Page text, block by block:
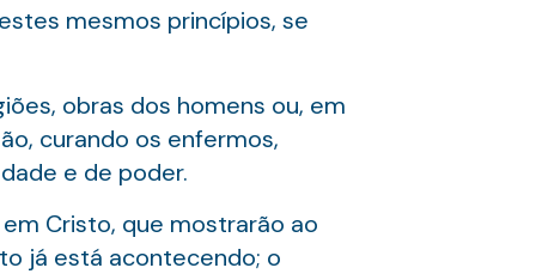
mesmos princípios, se
obras dos homens ou, em
curando os enfermos,
e de poder.
Cristo, que mostrarão ao
já está acontecendo; o